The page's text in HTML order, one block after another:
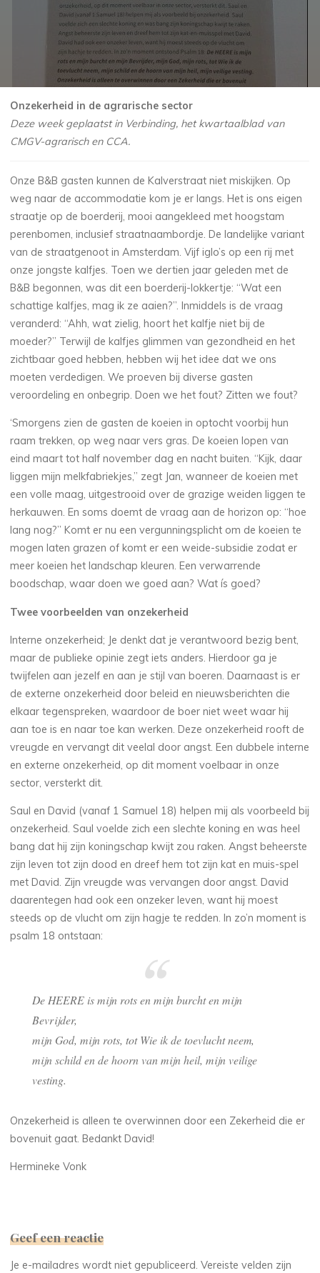
Onzekerheid in de agrarische sector
Deze week geplaatst in Verbinding, het kwartaalblad van
CMGV-agrarisch en CCA.
Onze B&B gasten kunnen de Kalverstraat niet miskijken. Op
weg naar de accommodatie kom je er langs. Het is ons eigen
straatje op de boerderij, mooi aangekleed met hoogstam
perenbomen, inclusief straatnaambordje. De landelijke variant
van de straatgenoot in Amsterdam. Vijf iglo’s op een rij met
onze jongste kalfjes. Toen we dertien jaar geleden met de
B&B begonnen, was dit een boerderij-lokkertje: “Wat een
schattige kalfjes, mag ik ze aaien?”. Inmiddels is de vraag
veranderd: “Ahh, wat zielig, hoort het kalfje niet bij de
moeder?” Terwijl de kalfjes glimmen van gezondheid en het
zichtbaar goed hebben, hebben wij het idee dat we ons
moeten verdedigen. We proeven bij diverse gasten
veroordeling en onbegrip. Doen we het fout? Zitten we fout?
‘Smorgens zien de gasten de koeien in optocht voorbij hun
raam trekken, op weg naar vers gras. De koeien lopen van
eind maart tot half november dag en nacht buiten. “Kijk, daar
liggen mijn melkfabriekjes,” zegt Jan, wanneer de koeien met
een volle maag, uitgestrooid over de grazige weiden liggen te
herkauwen. En soms doemt de vraag aan de horizon op: “hoe
lang nog?” Komt er nu een vergunningsplicht om de koeien te
mogen laten grazen of komt er een weide-subsidie zodat er
meer koeien het landschap kleuren. Een verwarrende
boodschap, waar doen we goed aan? Wat ís goed?
Twee voorbeelden van onzekerheid
Interne onzekerheid; Je denkt dat je verantwoord bezig bent,
maar de publieke opinie zegt iets anders. Hierdoor ga je
twijfelen aan jezelf en aan je stijl van boeren. Daarnaast is er
de externe onzekerheid door beleid en nieuwsberichten die
elkaar tegenspreken, waardoor de boer niet weet waar hij
aan toe is en naar toe kan werken. Deze onzekerheid rooft de
vreugde en vervangt dit veelal door angst. Een dubbele interne
en externe onzekerheid, op dit moment voelbaar in onze
sector, versterkt dit.
Saul en David (vanaf 1 Samuel 18) helpen mij als voorbeeld bij
onzekerheid. Saul voelde zich een slechte koning en was heel
bang dat hij zijn koningschap kwijt zou raken. Angst beheerste
zijn leven tot zijn dood en dreef hem tot zijn kat en muis-spel
met David. Zijn vreugde was vervangen door angst. David
daarentegen had ook een onzeker leven, want hij moest
steeds op de vlucht om zijn hagje te redden. In zo’n moment is
psalm 18 ontstaan:
De HEERE is mijn rots en mijn burcht en mijn
Bevrijder,
mijn God, mijn rots, tot Wie ik de toevlucht neem,
mijn schild en de hoorn van mijn heil, mijn veilige
vesting.
Onzekerheid is alleen te overwinnen door een Zekerheid die er
bovenuit gaat. Bedankt David!
Hermineke Vonk
Geef een reactie
Je e-mailadres wordt niet gepubliceerd. Vereiste velden zijn